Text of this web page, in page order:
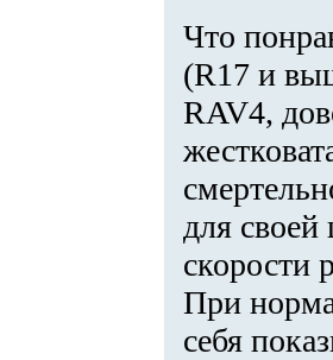
Что
(R17 и
RAV4,
для
скорости
При
себя